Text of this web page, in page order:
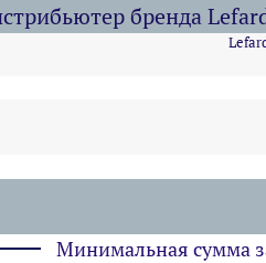
бренда
Минимальная сумма